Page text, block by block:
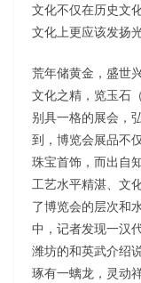
文化不仅在历史文
文化上更应该发扬
荒年储黄金，盛世
文化之精，览玉石
别具一格的展会，
到，博览会展品不
珠宝首饰，而出自
工艺水平精湛、文
了博览会的层次和
中，记者发现一汉
潍坊的和英武介绍
琢有一螭龙，灵动